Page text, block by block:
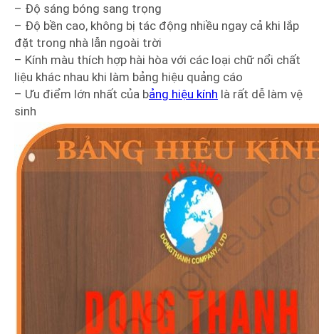
– Độ sáng bóng sang trọng
– Độ bền cao, không bị tác động nhiều ngay cả khi lắp
đặt trong nhà lẫn ngoài trời
– Kính màu thích hợp hài hòa với các loại chữ nổi chất
liệu khác nhau khi làm bảng hiệu quảng cáo
– Ưu điểm lớn nhất của bảng hiệu kính là rất dễ làm vệ
sinh